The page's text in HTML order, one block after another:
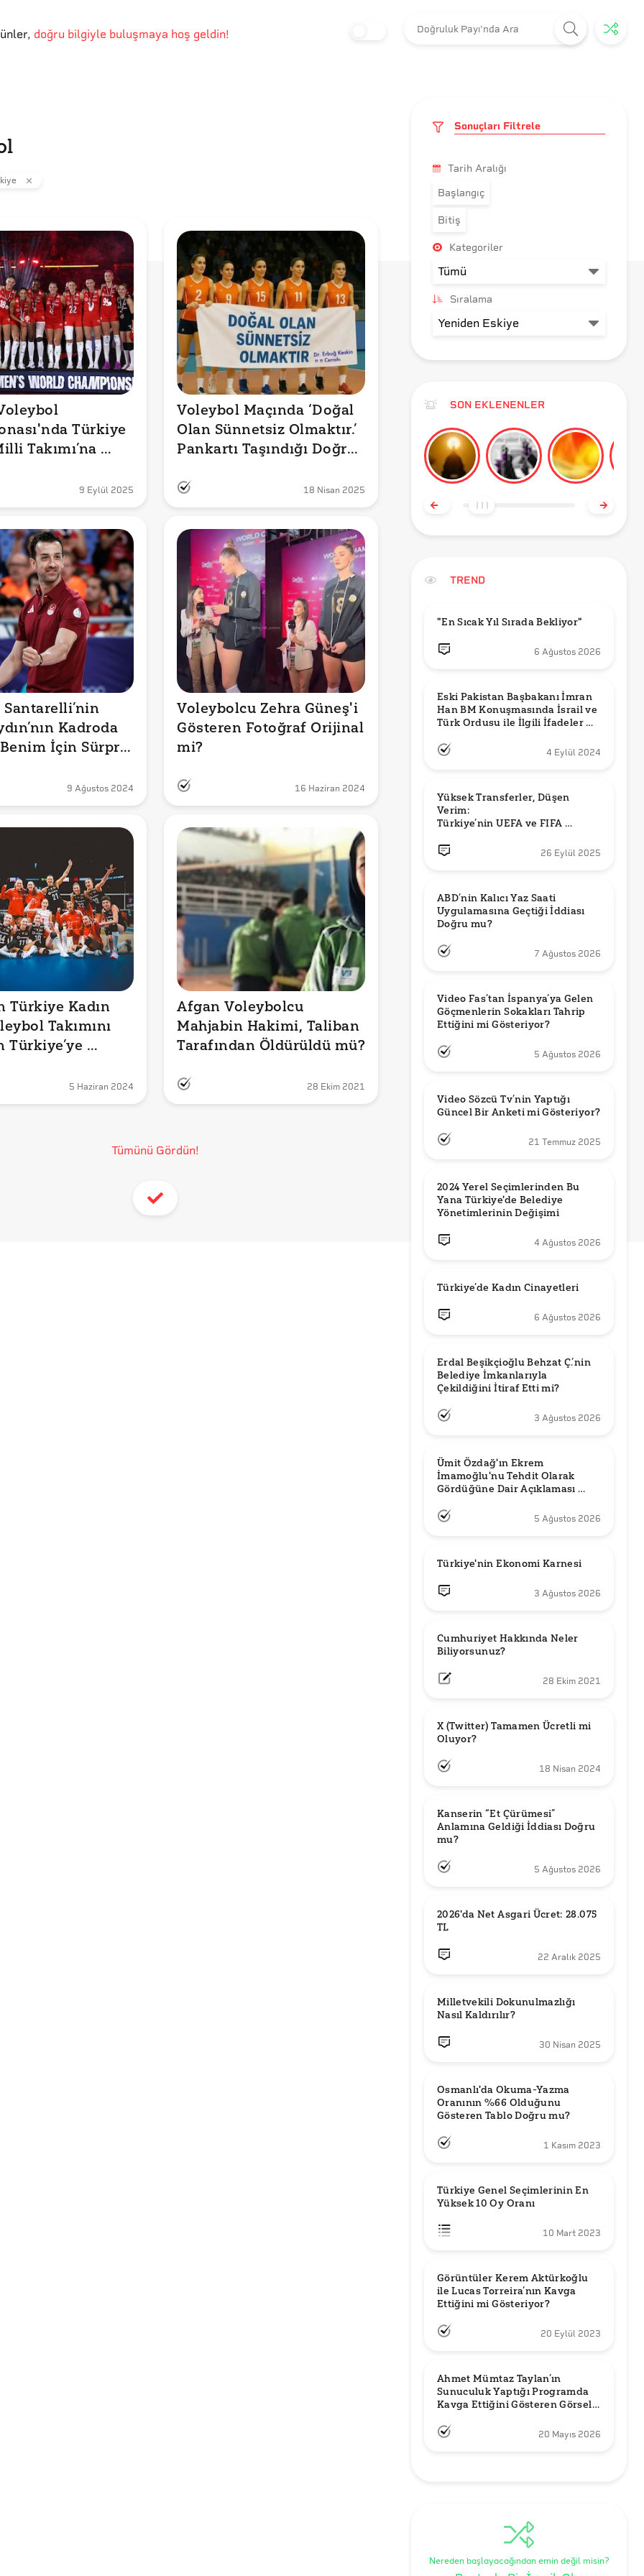
, doğru bilgiyle buluşmaya hoş geldin!
Türkiye
Takımı’na
Verildi?9 Eylül 2025
Voleybol Maçında ‘Doğal
Olan Sünnetsiz Olmaktır.’
Pankartı Taşındığı Doğru
18 Nisan 2025
Kadroda
İçin Sürpriz
Doğru mu?
9 Ağustos 2024
Voleybolcu Zehra Güneş'i
Gösteren Fotoğraf Orijinal
mi?
16 Haziran 2024
Türkiye Kadın
Takımını
Türkiye’ye
Doğru mu?
5 Haziran 2024
Afgan Voleybolcu
Mahjabin Hakimi, Taliban
Tarafından Öldürüldü mü?
28 Ekim 2021
Tümünü Gördün!
Sonuçları Filtrele
Tarih Aralığı
Başlangıç
Bitiş
Kategoriler
Sıralama
SON EKLENENLER
TREND
"En Sıcak Yıl Sırada Bekliyor"
6 Ağustos 2026
Eski Pakistan Başbakanı İmran
Han BM Konuşmasında İsrail ve
Türk Ordusu ile İlgili İfadeler mi
4 Eylül 2024
Yüksek Transferler, Düşen
Verim:
Türkiye’nin UEFA ve FIFA
26 Eylül 2025
ABD’nin Kalıcı Yaz Saati
Uygulamasına Geçtiği İddiası
Doğru mu?
7 Ağustos 2026
Video Fas’tan İspanya’ya Gelen
Göçmenlerin Sokakları Tahrip
Ettiğini mi Gösteriyor?
5 Ağustos 2026
Video Sözcü Tv’nin Yaptığı
Güncel Bir Anketi mi Gösteriyor?
21 Temmuz 2025
2024 Yerel Seçimlerinden Bu
Yana Türkiye'de Belediye
Yönetimlerinin Değişimi
4 Ağustos 2026
Türkiye’de Kadın Cinayetleri
6 Ağustos 2026
Erdal Beşikçioğlu Behzat Ç.’nin
Belediye İmkanlarıyla
3 Ağustos 2026
Ümit Özdağ'ın Ekrem
İmamoğlu'nu Tehdit Olarak
Gördüğüne Dair Açıklaması
5 Ağustos 2026
Türkiye'nin Ekonomi Karnesi
3 Ağustos 2026
Cumhuriyet Hakkında Neler
Biliyorsunuz?
28 Ekim 2021
X (Twitter) Tamamen Ücretli mi
Oluyor?
18 Nisan 2024
Kanserin “Et Çürümesi”
Anlamına Geldiği İddiası Doğru
mu?
5 Ağustos 2026
2026'da Net Asgari Ücret: 28.075
TL
22 Aralık 2025
Milletvekili Dokunulmazlığı
Nasıl Kaldırılır?
30 Nisan 2025
Osmanlı'da Okuma-Yazma
Oranının %66 Olduğunu
Gösteren Tablo Doğru mu?
1 Kasım 2023
Türkiye Genel Seçimlerinin En
Yüksek 10 Oy Oranı
10 Mart 2023
Görüntüler Kerem Aktürkoğlu
ile Lucas Torreira’nın Kavga
Ettiğini mi Gösteriyor?
20 Eylül 2023
Ahmet Mümtaz Taylan’ın
Sunuculuk Yaptığı Programda
Kavga Ettiğini Gösteren Görsel
20 Mayıs 2026
Nereden başlayacağından emin değil misin?